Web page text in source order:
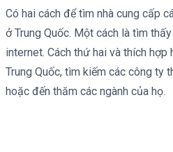
Có hai cách để tìm nhà cung cấp
ở Trung Quốc. Một cách là tìm
internet. Cách thứ hai và thích hợp
Trung Quốc, tìm kiếm các công ty
hoặc đến thăm các ngành của họ.